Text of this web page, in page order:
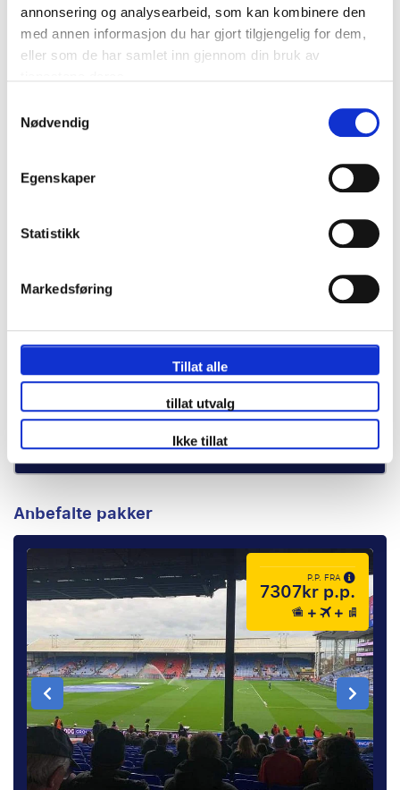
annonsering og analysearbeid, som kan kombinere den
med annen informasjon du har gjort tilgjengelig for dem,
eller som de har samlet inn gjennom din bruk av
Nødvendig
Egenskaper
Statistikk
Markedsføring
Tillat alle
tillat utvalg
Ikke tillat
P.P. FRA
9764kr p.p.
Kortside med hospitality
Korttside
Skreddersy din reise
Anbefalte pakker
P.P. FRA
7307kr p.p.